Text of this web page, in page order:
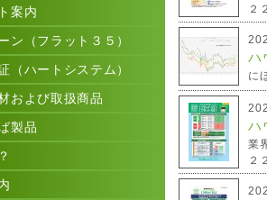
案内
ン（フラット３５）
（ハートシステム）
および取扱商品
製品
２
ハ
に
ハ
業
２